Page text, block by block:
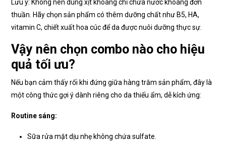
Lưu ý: Không nên dùng xịt khoáng chỉ chứa nước khoáng đơn
thuần. Hãy chọn sản phẩm có thêm dưỡng chất như B5, HA,
vitamin C, chiết xuất hoa cúc để da được nuôi dưỡng thực sự.
Vậy nên chọn combo nào cho hiệu
quả tối ưu?
Nếu bạn cảm thấy rối khi đứng giữa hàng trăm sản phẩm, đây là
một công thức gợi ý dành riêng cho da thiếu ẩm, dễ kích ứng:
Routine sáng:
Sữa rửa mặt dịu nhẹ không chứa sulfate.